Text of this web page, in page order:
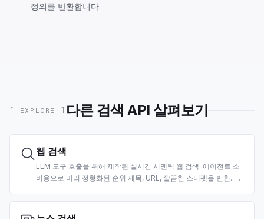
정의를 반환합니다.
[ EXPLORE ] 다른 검색 API 살펴보기
웹 검색
LLM 도구 호출을 위해 제작된 실시간 시맨틱 웹 검색. 에이전트 소
비용으로 미리 정형화된 순위 제목, URL, 깔끔한 스니펫을 반환. 국